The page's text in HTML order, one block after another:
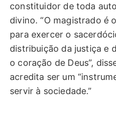
constituidor de toda
divino. “O magistrado é
para exercer o
distribuição da justiça e
o coração de Deus”,
acredita ser um
servir à sociedade.”